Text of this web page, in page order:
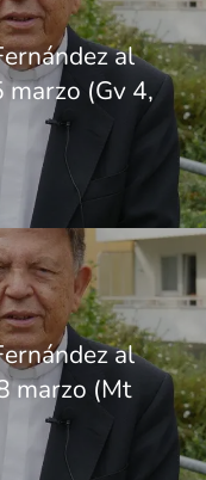
al
(Gv 4,
al
marzo (Mt